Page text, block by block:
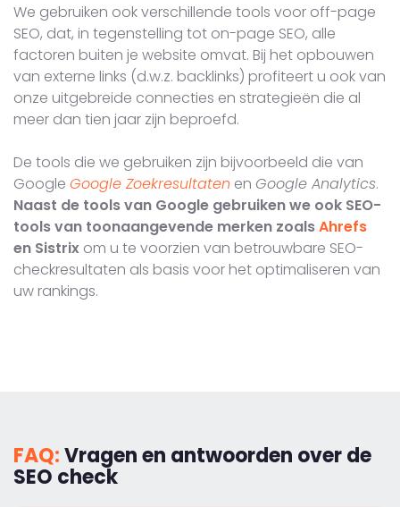
We gebruiken ook verschillende tools voor off-page
SEO, dat, in tegenstelling tot on-page SEO, alle
factoren buiten je website omvat. Bij het opbouwen
van externe links (d.w.z. backlinks) profiteert u ook van
onze uitgebreide connecties en strategieën die al
meer dan tien jaar zijn beproefd.
De tools die we gebruiken zijn bijvoorbeeld die van
Google Google Zoekresultaten en Google Analytics.
Naast de tools van Google gebruiken we ook SEO-
tools van toonaangevende merken zoalsAhrefs
en Sistrix om u te voorzien van betrouwbare SEO-
checkresultaten als basis voor het optimaliseren van
uw rankings.
FAQ:Vragen en antwoorden over de
SEO check